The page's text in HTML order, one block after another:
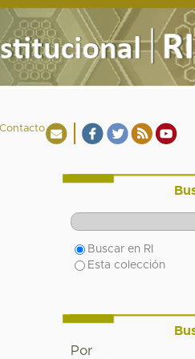
Contacto
Buscar en RI
Esta colección
Por